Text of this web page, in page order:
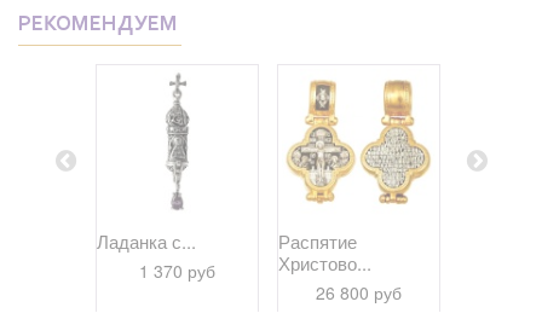
РЕКОМЕНДУЕМ
Ладанка с...
1 370 руб
Распятие
Христово...
26 800 руб